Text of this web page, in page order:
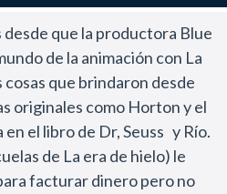
cuando y no incomoda.
"popu" y para acompañar los
bien.
desde que la productora Blue
de la animación con La
cosas que brindaron desde
originales como Horton y el
en el libro de Dr, Seuss y Río.
de La era de hielo) le
facturar dinero pero no